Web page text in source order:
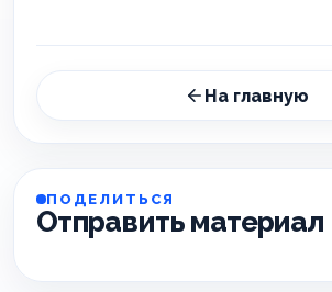
На главную
ПОДЕЛИТЬСЯ
Отправить материал